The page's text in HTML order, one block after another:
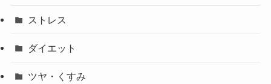
ストレス
ダイエット
ツヤ・くすみ